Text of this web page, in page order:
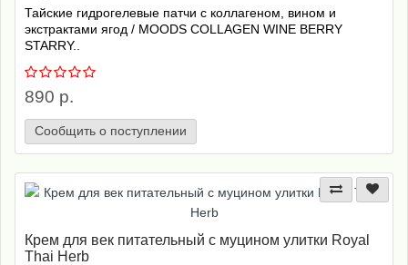
Тайские гидрогелевые патчи с коллагеном, вином и
экстрактами ягод / MOODS COLLAGEN WINE BERRY
STARRY..
890 р.
Сообщить о поступлении
Крем для век питательный с муцином улитки Royal
Thai Herb